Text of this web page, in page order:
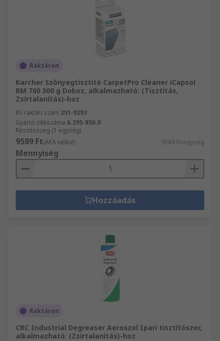
Raktáron
Karcher Szőnyegtisztító CarpetPro Cleaner iCapsol
RM 760 300 g Doboz, alkalmazható: (Tisztítás,
Zsírtalanítás)-hoz
RS raktári szám 251-9293
Gyártó cikkszáma 6.295-850.0
Részösszeg (1 egység)
9589 Ft(ÁFA nélkül) 9589 Ft/egység
Mennyiség
Hozzáadás
Raktáron
CRC Industrial Degreaser Aeroszol Ipari tisztítószer,
alkalmazható: (Zsírtalanítás)-hoz